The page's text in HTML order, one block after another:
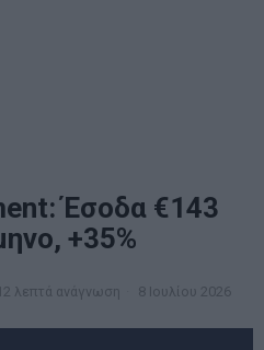
Έσοδα €143
+35%
12 λεπτά ανάγνωση 8 Ιουλίου 2026